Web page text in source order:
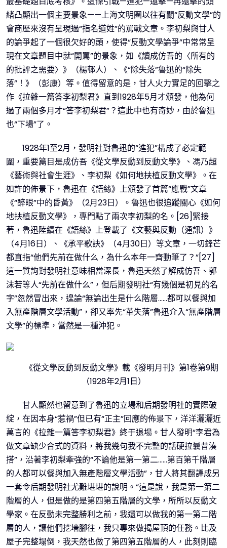
緒凸顯出一個主要景象——上海文明圈以往有關“反動文學”的
會商歷來沒有呈現過“指名道姓”的罵戰文章。李初梨與甘人
的論爭起了一個很欠好的頭，使得“反動文學論爭”中常常呈
現在文章題目中就“開罵”的景象，如《讀成仿吾的〈所有的
的批評之需要〉》（楊邨人）、《“除失落”魯迅的“除失
落”！》（彭康）等。值得留意的是，甘人火力實足的回擊之
作《拉雜一篇答李初梨君》直到1928年5月才頒發，他為何
過了兩個多月才“答李初梨君”？這此中也有奇妙，由於魯迅
也“下場”了。
1928年1至2月，發明社對魯迅的“進犯”構成了必定範
圍，重要篇目是成仿吾《從文學反動到反動文學》、馮乃超
《藝術與社會生涯》、李初梨《如何地扶植反動文學》。在
如許的佈景下，魯迅在《語絲》上頒發了首篇“應戰”文章
《“醉眼”中的昏黃》（2月23日）。魯迅也很追蹤關心《如何
地扶植反動文學》，專門點了兩次李初梨的名。[26]緊接
著，魯迅陸續在《語絲》上登載了《文藝與反動（通訊）》
（4月16日）、《承平歌訣》（4月30日）等文章，一切鋒芒
都直指“他們先前在做什么，為什么本年一齊動筆了？”[27]
這一質詢對發明社意味相當深長，魯迅天然了解成仿吾、郭
沫若等人“先前在做什么”，但后期發明社“有幾個是初見的名
字”忽然冒出來，遑論“無論出生是什么階層……都可以餐與加
入無產階層文學活動”，卻又率先“革失落”魯迅介入“無產階層
文學”的標準，當然是一種沖犯。
《從文學反動到反動文學》載《發明月刊》第1卷第9期
（1928年2月1日）
甘人顯然也留意到了魯迅的立場和后期發明社的實際破
綻，在因本身“惹禍”但已有“正主”回應的佈景下，洋洋灑灑近
萬言的《拉雜一篇答李初梨君》終于退場。甘人發明“李君為
做文章缺少合式的資料，將我幾句我不完整的話硬拉曩昔湊
搭”，沿著李初梨牽強的“不論他是第一第二……第百第千階層
的人都可以餐與加入無產階層文學活動”，甘人將其翻譯成另
一套令后期發明社尤難堪堪的說明。“這是說，我是第一第二
階層的人，但是做的是第四第五階層的文學，所所以反動文
學家。在反動未完整勝利之前，我還可以做我的第一第二階
層的人，讓他們挖墻腳往，我只專來做揭屋頂的任務。比及
屋子完整塌倒，我天然也做了第四第五階層的人，此刻則臨